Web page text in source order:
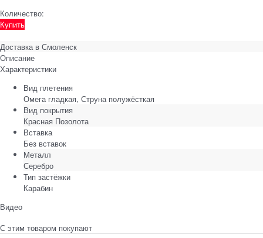
Количество:
Купить
Доставка в Смоленск
Описание
Характеристики
Вид плетения
Омега гладкая, Струна полужёсткая
Вид покрытия
Красная Позолота
Вставка
Без вставок
Металл
Серебро
Тип застёжки
Карабин
Видео
С этим товаром покупают